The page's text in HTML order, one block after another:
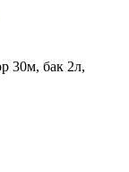
30м, бак 2л,